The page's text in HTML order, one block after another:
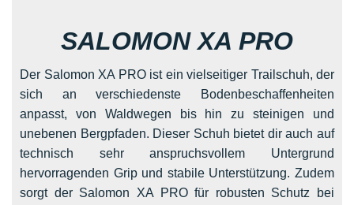
SALOMON XA PRO
Der Salomon XA PRO ist ein vielseitiger Trailschuh, der
sich an verschiedenste Bodenbeschaffenheiten
anpasst, von Waldwegen bis hin zu steinigen und
unebenen Bergpfaden. Dieser Schuh bietet dir auch auf
technisch sehr anspruchsvollem Untergrund
hervorragenden Grip und stabile Unterstützung. Zudem
sorgt der Salomon XA PRO für robusten Schutz bei